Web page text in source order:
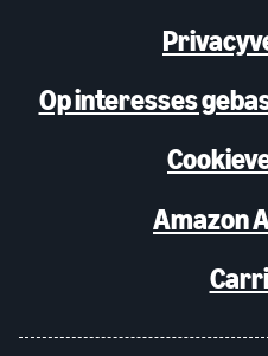
Op interesses
Amazon